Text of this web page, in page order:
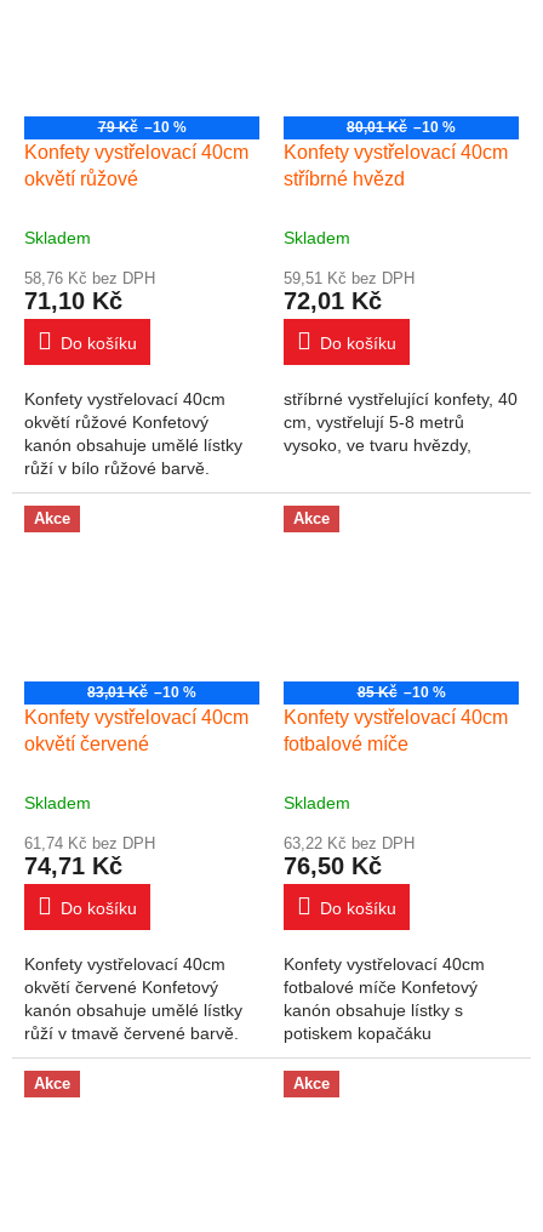
79 Kč –10 %
Konfety vystřelovací 40cm
okvětí růžové
Skladem
58,76 Kč bez DPH
71,10 Kč
Do košíku
Konfety vystřelovací 40cm
okvětí růžové Konfetový
kanón obsahuje umělé lístky
růží v bílo růžové barvě.
80,01 Kč –10 %
Konfety vystřelovací 40cm
stříbrné hvězd
Skladem
59,51 Kč bez DPH
72,01 Kč
Do košíku
stříbrné vystřelující konfety, 40
cm, vystřelují 5-8 metrů
vysoko, ve tvaru hvězdy,
Akce
83,01 Kč –10 %
Konfety vystřelovací 40cm
okvětí červené
Skladem
61,74 Kč bez DPH
74,71 Kč
Do košíku
Konfety vystřelovací 40cm
okvětí červené Konfetový
kanón obsahuje umělé lístky
růží v tmavě červené barvě.
Akce
85 Kč –10 %
Konfety vystřelovací 40cm
fotbalové míče
Skladem
63,22 Kč bez DPH
76,50 Kč
Do košíku
Konfety vystřelovací 40cm
fotbalové míče Konfetový
kanón obsahuje lístky s
potiskem kopačáku
Akce Akce